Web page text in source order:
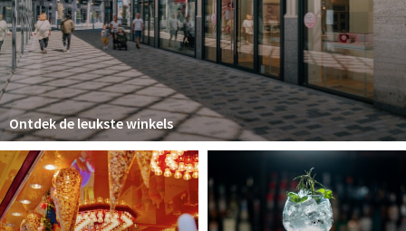
Drinken
Slapen
Recreatief
Winkels
Winkelgebieden
Parkeren
Bezienswaardigheden
Ontdek de leukste winkels